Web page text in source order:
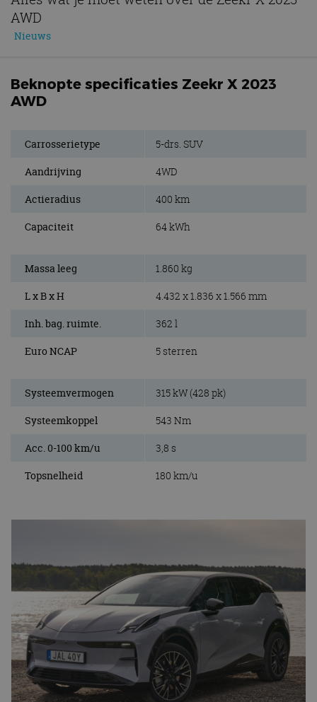
Nieuws
AWD
Beknopte specificaties Zeekr X 2023
AWD
Carrosserietype 5-drs. SUV
Aandrijving 4WD
Actieradius 400 km
Capaciteit 64 kWh
Massa leeg 1.860 kg
L x B x H 4.432 x 1.836 x 1.566 mm
Inh. bag. ruimte. 362 l
Euro NCAP 5 sterren
Systeemvermogen 315 kW (428 pk)
Systeemkoppel 543 Nm
Acc. 0-100 km/u 3,8 s
Topsnelheid 180 km/u